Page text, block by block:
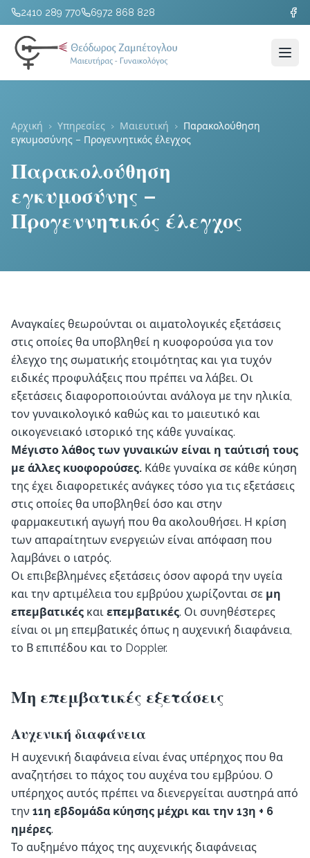
2410 289 770 6972 868 828
Αρχική › Υπηρεσίες › Μαιευτική › Παρακολούθηση
εγκυμοσύνης – Προγεννητικός έλεγχος
Παρακολούθηση
εγκυμοσύνης –
Προγεννητικός έλεγχος
Αναγκαίες θεωρούνται οι αιματολογικές εξετάσεις
στις οποίες θα υποβληθεί η κυοφορούσα για τον
έλεγχο της σωματικής ετοιμότητας και για τυχόν
ειδικές προφυλάξεις που πρέπει να λάβει. Οι
εξετάσεις διαφοροποιούνται ανάλογα με την ηλικία,
τον γυναικολογικό καθώς και το μαιευτικό και
οικογενειακό ιστορικό της κάθε γυναίκας.
Μέγιστο λάθος των γυναικών είναι η ταύτισή τους
με άλλες κυοφορούσες. Κάθε γυναίκα σε κάθε κύηση
της έχει διαφορετικές ανάγκες τόσο για τις εξετάσεις
στις οποίες θα υποβληθεί όσο και στην
φαρμακευτική αγωγή που θα ακολουθήσει. Η κρίση
των απαραίτητων ενεργειών είναι απόφαση που
λαμβάνει ο ιατρός.
Οι επιβεβλημένες εξετάσεις όσον αφορά την υγεία
και την αρτιμέλεια του εμβρύου χωρίζονται σε μη
επεμβατικές και επεμβατικές. Οι συνηθέστερες
είναι οι μη επεμβατικές όπως η αυχενική διαφάνεια,
το Β επιπέδου και το Doppler.
Μη επεμβατικές εξετάσεις
Αυχενική διαφάνεια
Η αυχενική διαφάνεια είναι ένας υπέρηχος που θα
αναζητήσει το πάχος του αυχένα του εμβρύου. Ο
υπέρηχος αυτός πρέπει να διενεργείται αυστηρά από
την 11η εβδομάδα κύησης μέχρι και την 13η + 6
ημέρες.
Το αυξημένο πάχος της αυχενικής διαφάνειας